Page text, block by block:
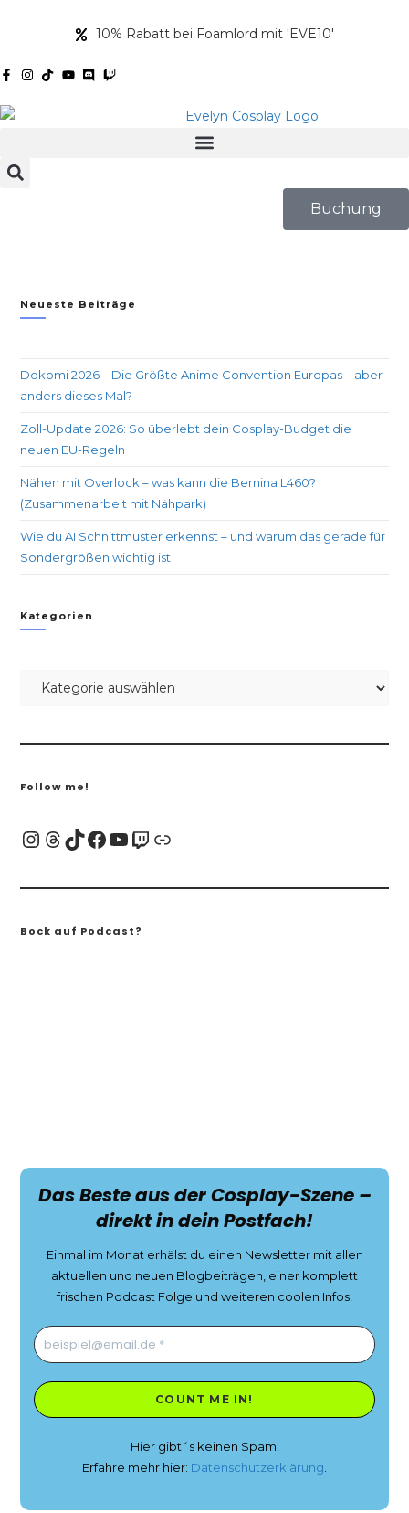
10% Rabatt bei Foamlord mit 'EVE10'
Buchung
Neueste Beiträge
Dokomi 2026 – Die Größte Anime Convention Europas – aber
anders dieses Mal?
Zoll-Update 2026: So überlebt dein Cosplay-Budget die
neuen EU-Regeln
Nähen mit Overlock – was kann die Bernina L460?
(Zusammenarbeit mit Nähpark)
Wie du AI Schnittmuster erkennst – und warum das gerade für
Sondergrößen wichtig ist
Kategorien
Follow me!
Bock auf Podcast?
Das Beste aus der Cosplay-Szene –
direkt in dein Postfach!
Einmal im Monat erhälst du einen Newsletter mit allen
aktuellen und neuen Blogbeiträgen, einer komplett
frischen Podcast Folge und weiteren coolen Infos!
Hier gibt´s keinen Spam!
Erfahre mehr hier: Datenschutzerklärung